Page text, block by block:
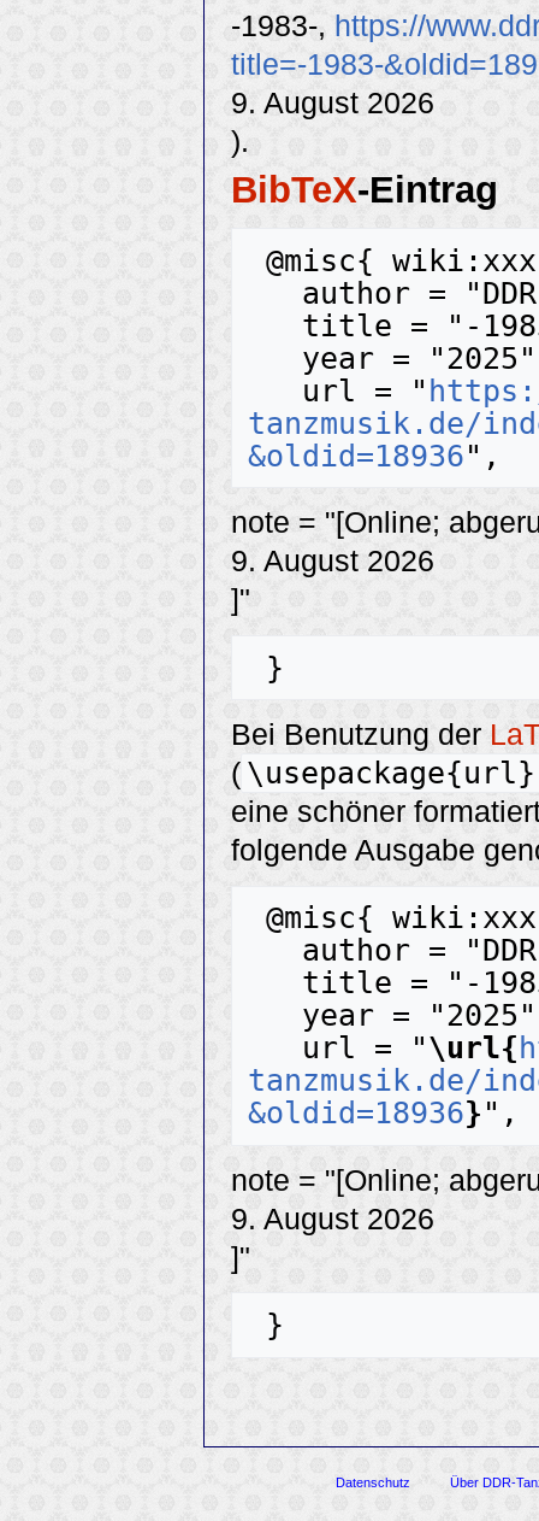
-1983-, https://
title=-1983-
9. August 2026
).
BibTeX-Eintrag
   url = "
tanzmusik.de/
&oldid=18936
note = "[Online;
9. August 2026
]"
Bei Benutzung der
( \usepackage{url}
eine schöner
folgende Ausgabe
   url = "
\url{
tanzmusik.de/
&oldid=18936}
note = "[Online;
9. August 2026
]"
Datenschutz Über DDR-